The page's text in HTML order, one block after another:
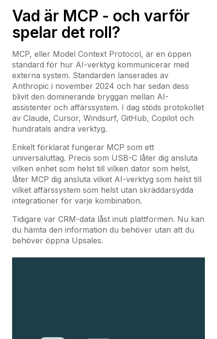
Vad är MCP - och varför
spelar det roll?
MCP, eller Model Context Protocol, är en öppen
standard för hur AI-verktyg kommunicerar med
externa system. Standarden lanserades av
Anthropic i november 2024 och har sedan dess
blivit den dominerande bryggan mellan AI-
assistenter och affärssystem. I dag stöds protokollet
av Claude, Cursor, Windsurf, GitHub, Copilot och
hundratals andra verktyg.
Enkelt förklarat fungerar MCP som ett
universaluttag. Precis som USB-C låter dig ansluta
vilken enhet som helst till vilken dator som helst,
låter MCP dig ansluta vilket AI-verktyg som helst till
vilket affärssystem som helst utan skräddarsydda
integrationer för varje kombination.
Tidigare var CRM-data låst inuti plattformen. Nu kan
du hämta den information du behöver utan att du
behöver öppna Upsales.